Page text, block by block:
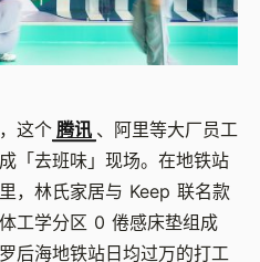
这个 腾讯 、阿里等大厂员工
「去班味」现场。在地铁站
，林氏家居与 Keep 联名款
工学分区 0 倦感床垫组成
后海地铁站日均过万的打工